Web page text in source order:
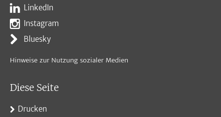
LinkedIn
Instagram
Bluesky
Hinweise zur Nutzung sozialer Medien
Diese Seite
Drucken